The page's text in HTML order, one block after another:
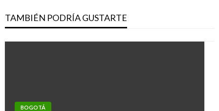
TAMBIÉN PODRÍA GUSTARTE
BOGOTÁ